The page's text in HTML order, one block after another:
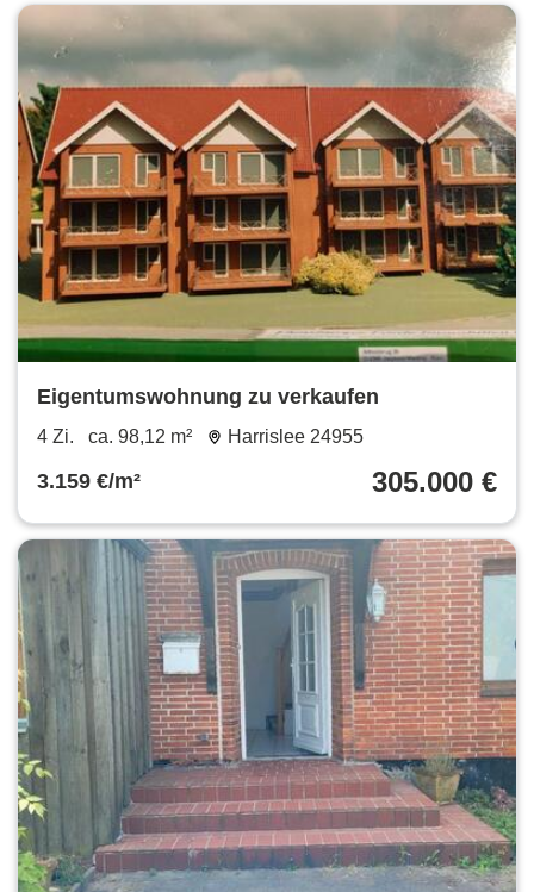
Eigentumswohnung zu verkaufen
4 Zi. ca. 98,12 m² Harrislee 24955
3.159 €/m² 305.000 €